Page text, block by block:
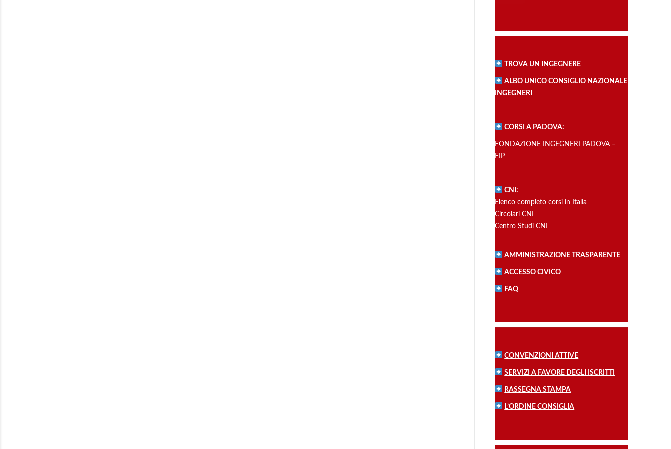
TROVA UN INGEGNERE
ALBO UNICO CONSIGLIO NAZIONALE
INGEGNERI
CORSI A PADOVA:
FONDAZIONE INGEGNERI PADOVA –
FIP
CNI:
Elenco completo corsi in Italia
Circolari CNI
Centro Studi CNI
AMMINISTRAZIONE TRASPARENTE
ACCESSO CIVICO
FAQ
CONVENZIONI ATTIVE
SERVIZI A FAVORE DEGLI ISCRITTI
RASSEGNA STAMPA
L’ORDINE CONSIGLIA